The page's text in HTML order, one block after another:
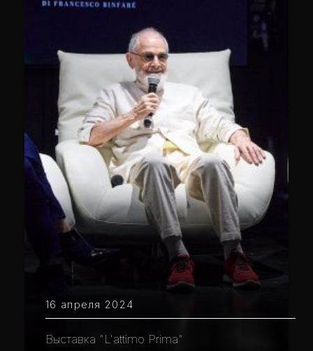
16 апреля 2024
Выставка "L'attimo Prima"